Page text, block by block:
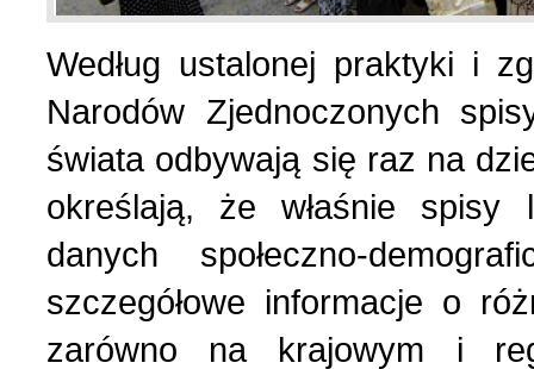
List do redakcji (7)
Literatura (2)
Losy Polaków
Losy rodzin polskich (3)
1 (156) 2024 r. (5)
4 (155) 2023 r. (1)
3 (154) 2023 r. (1)
2 (153) 2023 r. (1)
Według ustalonej praktyki i
Narodów Zjednoczonych
świata odbywają się raz na
określają, że właśnie spisy
danych społeczno-
szczegółowe informacje o
zarówno na krajowym i